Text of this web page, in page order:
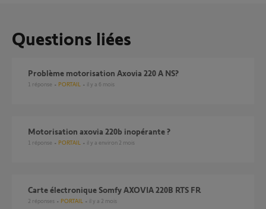
Questions liées
problème motorisation Axovia 220 A NS?
1 réponse PORTAIL il y a 6 mois
motorisation axovia 220b inopérante ?
1 réponse PORTAIL il y a environ 2 mois
Carte électronique Somfy AXOVIA 220B RTS FR
2 réponses PORTAIL il y a 2 mois